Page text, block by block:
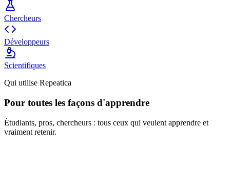
Chercheurs
Développeurs
Scientifiques
Qui utilise Repeatica
Pour toutes les façons d'apprendre
Étudiants, pros, chercheurs : tous ceux qui veulent apprendre et
vraiment retenir.